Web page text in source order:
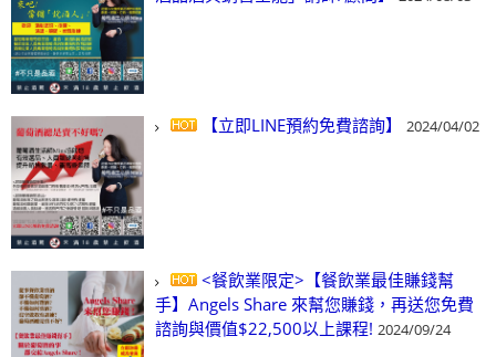
【立即LINE預約免費諮詢】 2024/04/02
<餐飲業限定>【餐飲業最佳賺錢幫
手】Angels Share 來幫您賺錢，再送您免費
諮詢與價值$22,500以上課程! 2024/09/24